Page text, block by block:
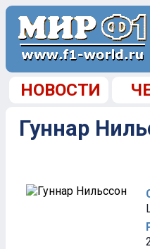
НОВОСТИ
Гуннар